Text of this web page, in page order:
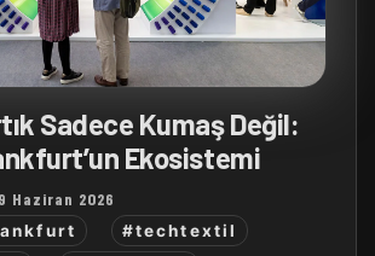
Sadece Kumaş Değil:
Ekosistemi
Haziran 2026
#techtextil